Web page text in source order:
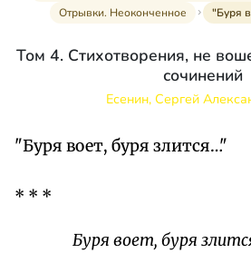
Отрывки. Неоконченное
"Буря
Том 4. Стихотворения, не
сочинений
Есенин, Сергей
"Буря воет, буря злится…"
* * *
Буря воет, буря